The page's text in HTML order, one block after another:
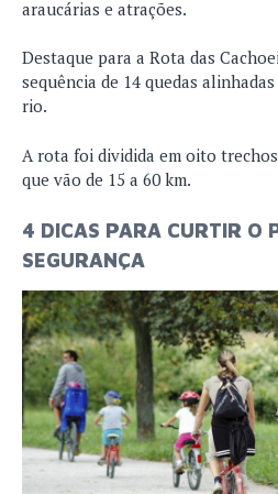
araucárias e atrações.
Destaque para a Rota das
sequência de 14 quedas
rio.
A rota foi dividida em oito
que vão de 15 a 60 km.
4 DICAS PARA CURTIR O
SEGURANÇA